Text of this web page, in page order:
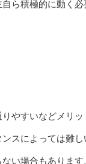
ら積極的に動く
やすいなどメリ
スによっては難
い場合もあります